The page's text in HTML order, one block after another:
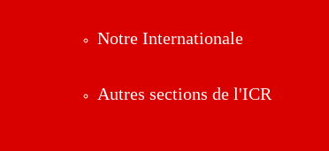
Notre Internationale
Autres sections de l'ICR